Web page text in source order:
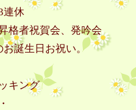
連休
格者祝賀会、発吟会
お誕生日お祝い。
キング